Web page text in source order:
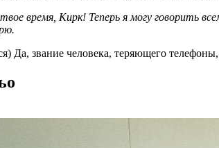
время, Кирк! Теперь я могу говорить
Да, звание человека, теряющего